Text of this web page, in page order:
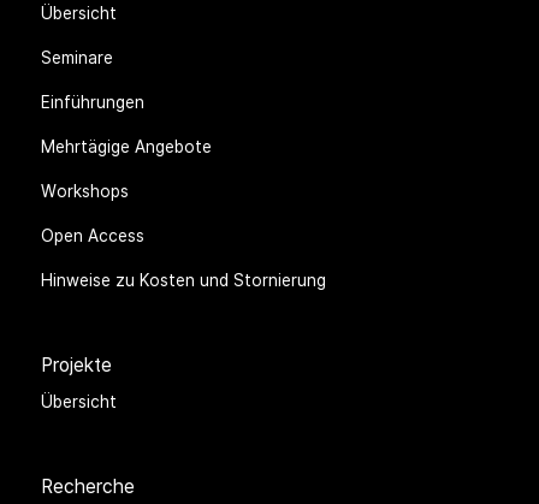
Übersicht
Seminare
Einführungen
Mehrtägige Angebote
Workshops
Open Access
Hinweise zu Kosten und Stornierung
Projekte
Übersicht
Recherche